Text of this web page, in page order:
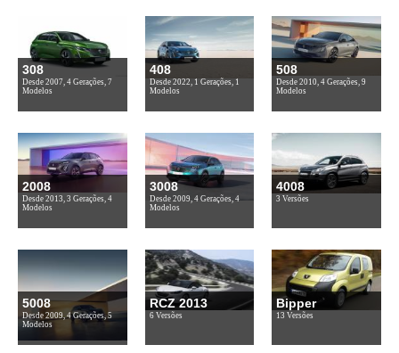
308
Desde 2007, 4 Gerações, 7
Modelos
408
Desde 2022, 1 Gerações, 1
Modelos
508
Desde 2010, 4 Gerações, 9
Modelos
2008
Desde 2013, 3 Gerações, 4
Modelos
3008
Desde 2009, 4 Gerações, 4
Modelos
4008
3 Versões
5008
Desde 2009, 4 Gerações, 5
Modelos
RCZ 2013
6 Versões
Bipper
13 Versões